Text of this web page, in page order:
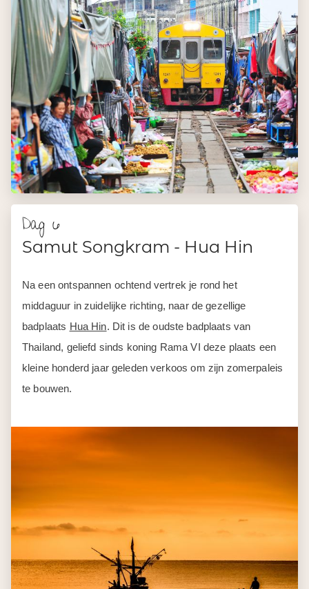
Dag 6
Samut Songkram - Hua Hin
Na een ontspannen ochtend vertrek je rond het
middaguur in zuidelijke richting, naar de gezellige
badplaats Hua Hin. Dit is de oudste badplaats van
Thailand, geliefd sinds koning Rama VI deze plaats een
kleine honderd jaar geleden verkoos om zijn zomerpaleis
te bouwen.